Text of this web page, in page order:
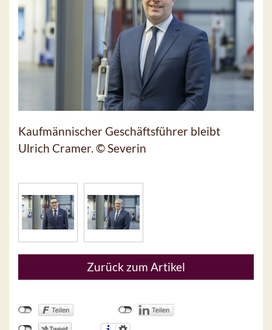
Kaufmännischer Geschäftsführer bleibt
Ulrich Cramer. © Severin
Zurück zum Artikel